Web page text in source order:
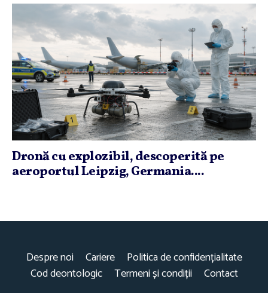
Dronă cu explozibil, descoperită pe
aeroportul Leipzig, Germania....
Despre noi Cariere
Politica de confidențialitate
Cod deontologic
Termeni și condiții Contact